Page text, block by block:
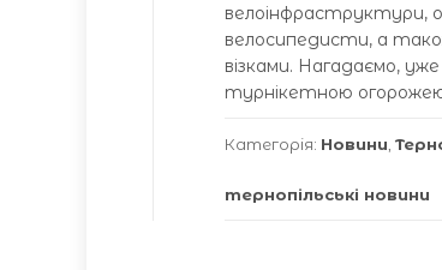
велоінфраструктури,
велосипедисти, а
візками. Нагадаємо,
турнікетною огорожею
Категорія: Новини
тернопільські новини